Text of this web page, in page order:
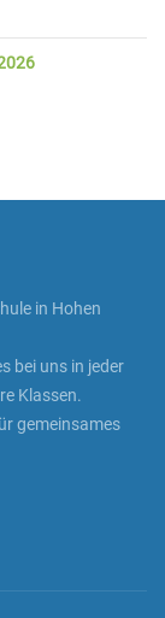
in Hohen
bei uns in jeder
Klassen.
gemeinsames